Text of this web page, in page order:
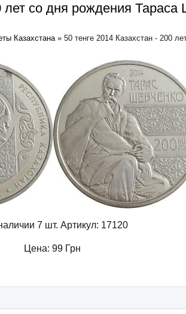
со дня рождения Тараса
Казахстана» 50 тенге 2014 Казахстан - 200
7 шт. Артикул: 17120
Цена: 99 Грн